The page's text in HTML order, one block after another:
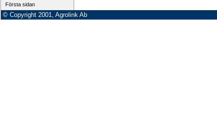
Första sidan
© Copyright 2001, Agrolink Ab